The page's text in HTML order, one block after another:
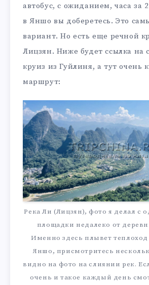
автобус, с ожиданием, часа за
в Яншо вы доберетесь. Это
вариант. Но есть еще речной
Лицзян. Ниже будет ссылка на
круиз из Гуйлиня, а тут очень
маршрут:
Река Ли (Лицзян), фото я делал с
площадки недалеко от
Именно здесь плывет теплоход
Яншо, присмотритесь
видно на фото на слиянии рек.
очень и такое каждый день